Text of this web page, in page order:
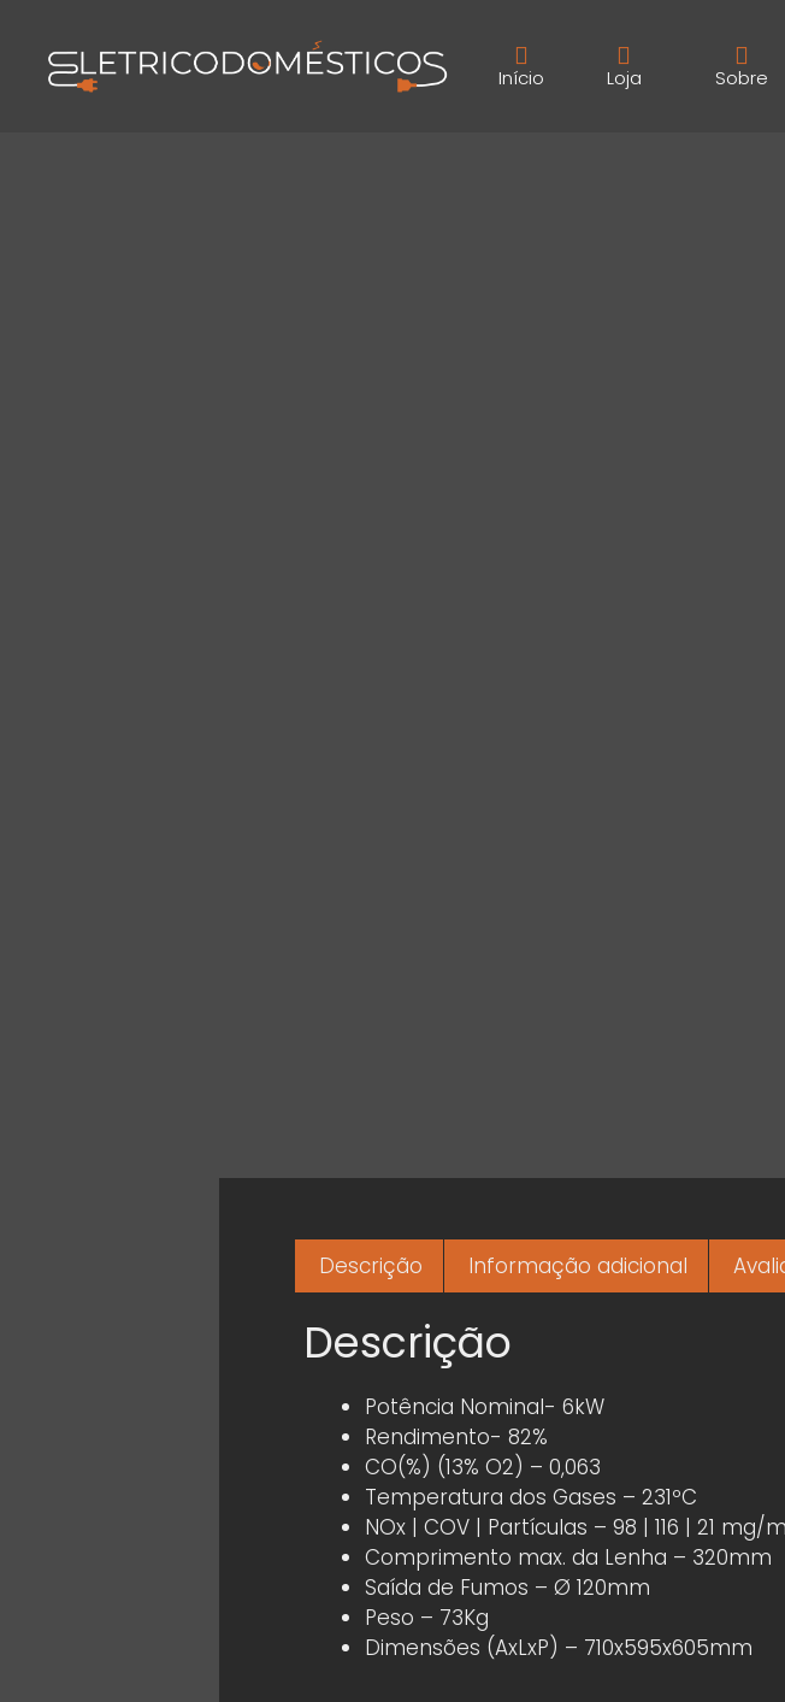
Início Loja Sobre
Descrição Informação adicional
Descrição
Potência Nominal- 6kW
Rendimento- 82%
CO(%) (13% O2) – 0,063
Temperatura dos Gases – 231ºC
NOx | COV | Partículas – 98 | 116 | 21 mg/
Comprimento max. da Lenha – 320mm
Saída de Fumos – Ø 120mm
Peso – 73Kg
Dimensões (AxLxP) – 710x595x605mm